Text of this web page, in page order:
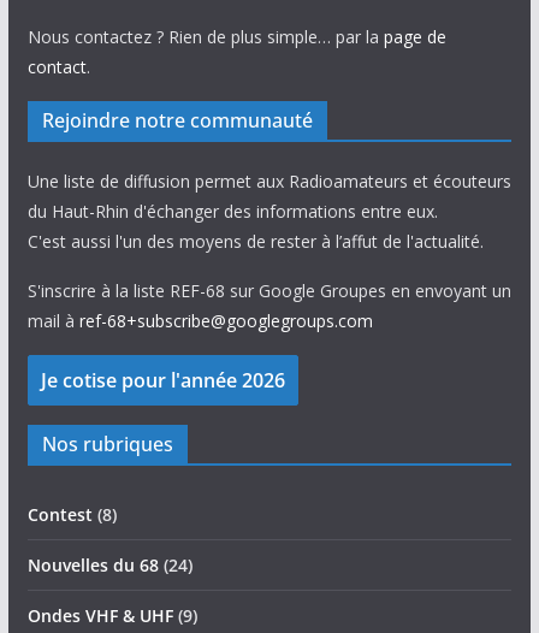
Nous contactez ? Rien de plus simple… par la page de
contact.
Rejoindre notre communauté
Une liste de diffusion permet aux Radioamateurs et écouteurs
du Haut-Rhin d'échanger des informations entre eux.
C'est aussi l'un des moyens de rester à l’affut de l'actualité.
S'inscrire à la liste REF-68 sur Google Groupes en envoyant un
mail à ref-68+subscribe@googlegroups.com
Nos rubriques
Contest (8)
Nouvelles du 68(24)
Ondes VHF & UHF(9)